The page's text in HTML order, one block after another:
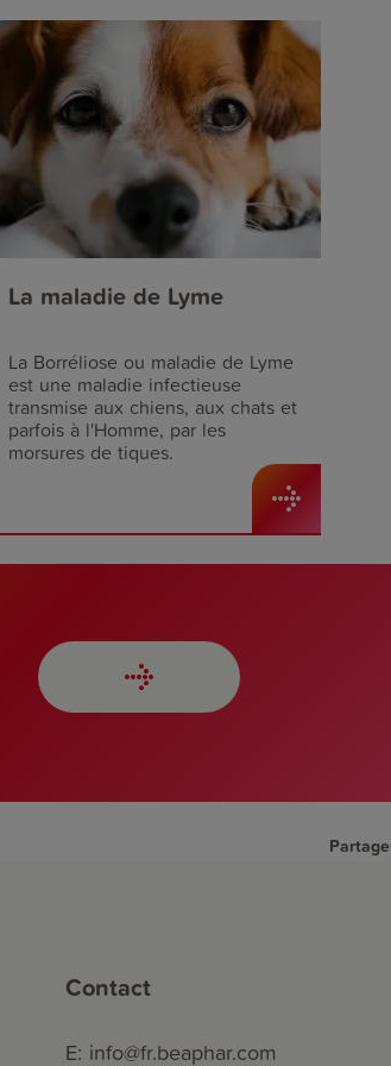
La maladie de Lyme
La Borréliose ou maladie de Lyme
est une maladie infectieuse
transmise aux chiens, aux chats et
parfois à l'Homme, par les
morsures de tiques.
Contact
E: info@fr.beaphar.com